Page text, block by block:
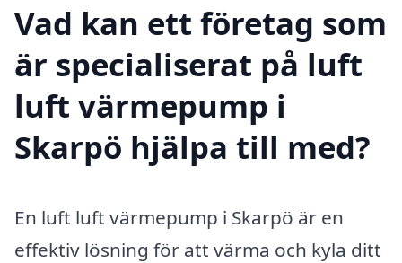
Vad kan ett företag som
är specialiserat på luft
luft värmepump i
Skarpö hjälpa till med?
En luft luft värmepump i Skarpö är en
effektiv lösning för att värma och kyla ditt